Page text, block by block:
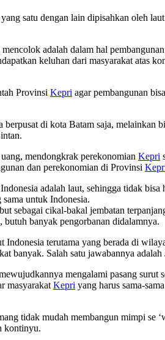
satu dengan lain dipisahkan oleh
adalah dalam hal
keluhan dari masyarakat atas
Provinsi Kepri agar pembangunan
di kota Batam saja, melainkan
mendongkrak perekonomian Kepri
dan perekonomian di Provinsi
adalah laut, sehingga tidak bisa
untuk Indonesia.
sebagai cikal-bakal jembatan
banyak pengorbanan didalamnya.
Indonesia terutama yang berada di
banyak. Salah satu jawabannya
mengalami pasang surut
masyarakat Kepri yang harus sama-
tidak mudah membangun mimpi se
kontinyu.